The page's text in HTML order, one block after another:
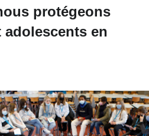
protégeons
adolescents en